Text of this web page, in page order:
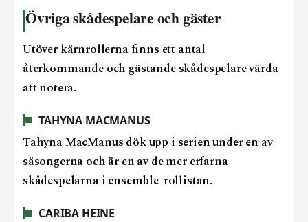
Övriga skådespelare och gäster
Utöver kärnrollerna finns ett antal
återkommande och gästande skådespelare värda
att notera.
TAHYNA MACMANUS
Tahyna MacManus dök upp i serien under en av
säsongerna och är en av de mer erfarna
skådespelarna i ensemble-rollistan.
CARIBA HEINE